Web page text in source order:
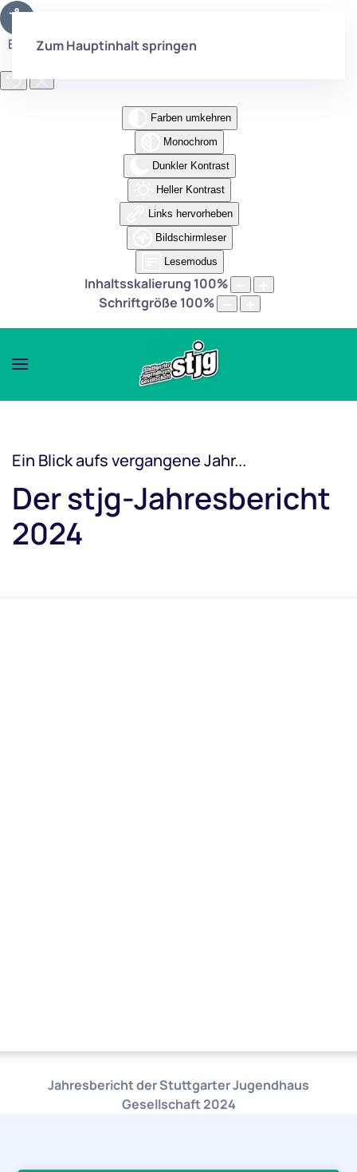
Eingabehilfen öffnen
Farben umkehren
Monochrom
Dunkler Kontrast
Heller Kontrast
Links hervorheben
Bildschirmleser
Lesemodus
Inhaltsskalierung 100%
Schriftgröße 100%
Zum Hauptinhalt springen
Ein Blick aufs vergangene Jahr...
Der stjg-Jahresbericht
2024
Jahresbericht der Stuttgarter Jugendhaus
Gesellschaft 2024